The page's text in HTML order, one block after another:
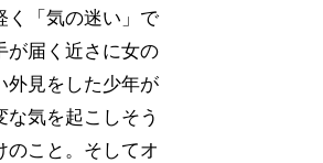
く「気の迷い」で
が届く近さに女の
外見をした少年が
な気を起こしそう
のこと。そしてオ